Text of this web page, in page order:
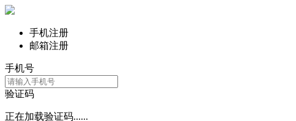
手机注册
邮箱注册
手机号
验证码
正在加载验证码......